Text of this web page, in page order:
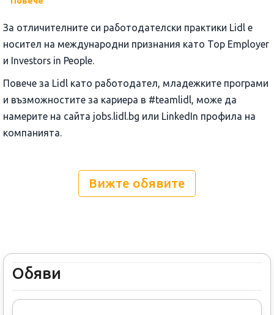
За отличителните си работодателски практики Lidl е
носител на международни признания като Top Employer
и Investors in People.
Повече за Lidl като работодател, младежките програми
и възможностите за кариера в #teamlidl, може да
намерите на сайта jobs.lidl.bg или LinkedIn профила на
компанията.
Вижте обявите
Обяви